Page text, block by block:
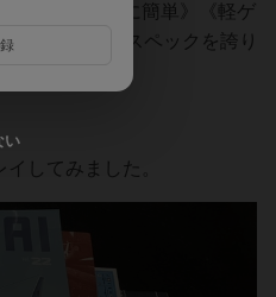
ーゲーム並みに簡単》《軽ゲ
という驚異のスペックを誇り
してみました。
い